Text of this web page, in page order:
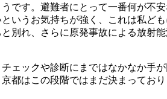
です。避難者にとって一番何が不
いうお気持ちが強く、これは私ど
別れ、さらに原発事故による放射
ェックや診断にまではなかなか手
都はこの段階ではまだ決まってお